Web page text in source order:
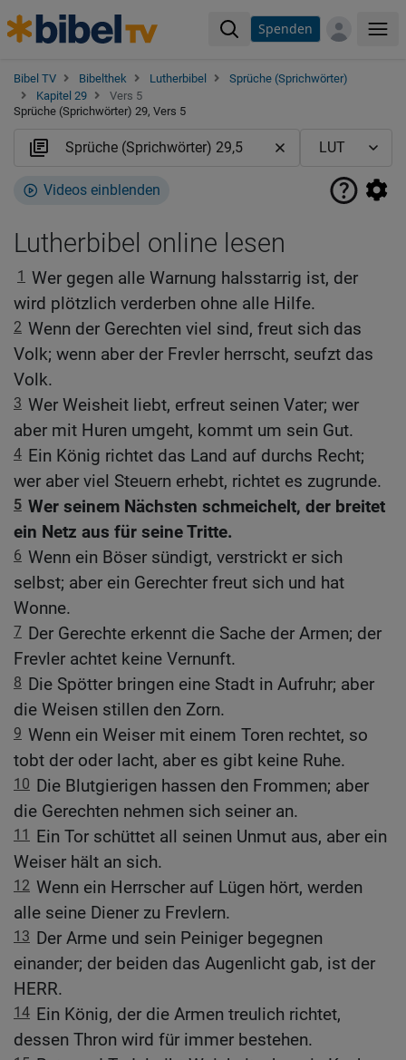
Spenden
Bibel TV Bibelthek Lutherbibel
Sprüche (Sprichwörter)
Kapitel 29
Vers 5
Sprüche (Sprichwörter) 29, Vers 5
Videos einblenden
Lutherbibel online lesen
1 Wer gegen alle Warnung halsstarrig ist, der
wird plötzlich verderben ohne alle Hilfe.
2 Wenn der Gerechten viel sind, freut sich das
Volk; wenn aber der Frevler herrscht, seufzt das
Volk.
3 Wer Weisheit liebt, erfreut seinen Vater; wer
aber mit Huren umgeht, kommt um sein Gut.
4 Ein König richtet das Land auf durchs Recht;
wer aber viel Steuern erhebt, richtet es zugrunde.
5 Wer seinem Nächsten schmeichelt, der breitet
ein Netz aus für seine Tritte.
6 Wenn ein Böser sündigt, verstrickt er sich
selbst; aber ein Gerechter freut sich und hat
Wonne.
7 Der Gerechte erkennt die Sache der Armen; der
Frevler achtet keine Vernunft.
8 Die Spötter bringen eine Stadt in Aufruhr; aber
die Weisen stillen den Zorn.
9 Wenn ein Weiser mit einem Toren rechtet, so
tobt der oder lacht, aber es gibt keine Ruhe.
10 Die Blutgierigen hassen den Frommen; aber
die Gerechten nehmen sich seiner an.
11 Ein Tor schüttet all seinen Unmut aus, aber ein
Weiser hält an sich.
12 Wenn ein Herrscher auf Lügen hört, werden
alle seine Diener zu Frevlern.
13 Der Arme und sein Peiniger begegnen
einander; der beiden das Augenlicht gab, ist der
HERR.
14 Ein König, der die Armen treulich richtet,
dessen Thron wird für immer bestehen.